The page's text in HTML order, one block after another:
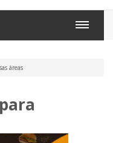
áreas